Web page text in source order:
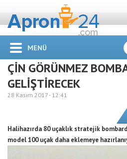
MENÜ
ÇİN GÖRÜNMEZ
GELİŞTİRECEK
28 Kasım 2017 - 12:41
Halihazırda 80 uçaklık stratejik
model 100 uçak daha eklemeye